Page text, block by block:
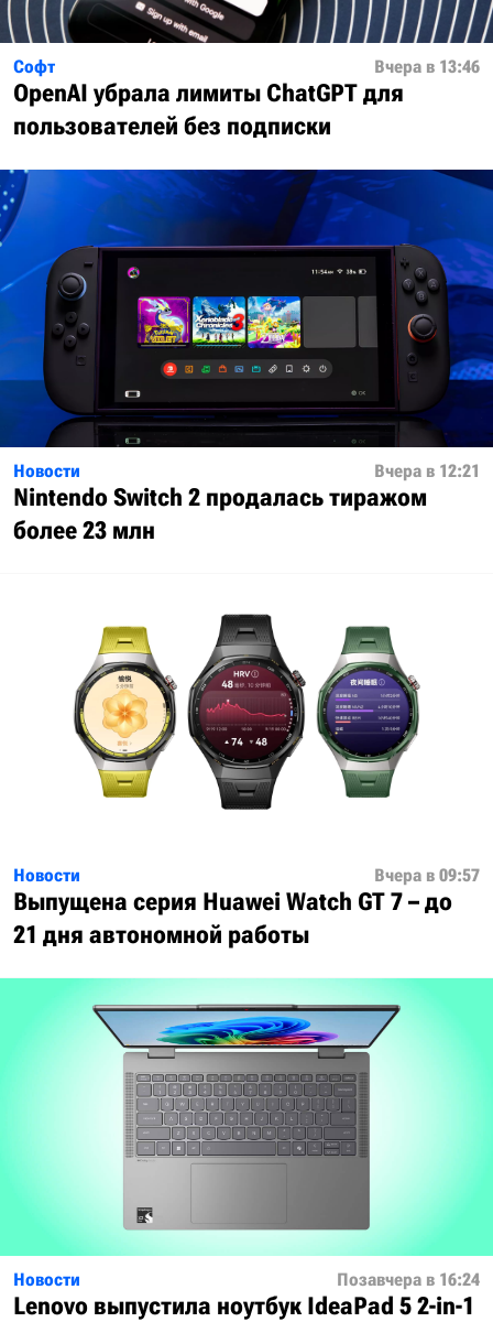
Софт Вчера в 13:46
OpenAI убрала лимиты ChatGPT для
пользователей без подписки
Новости Вчера в 12:21
Nintendo Switch 2 продалась тиражом
более 23 млн
Новости Вчера в 09:57
Выпущена серия Huawei Watch GT 7 – до
21 дня автономной работы
Новости Позавчера в 16:24
Lenovo выпустила ноутбук IdeaPad 5 2-in-1